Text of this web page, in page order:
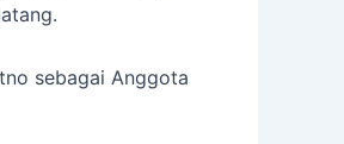
sebagai Anggota